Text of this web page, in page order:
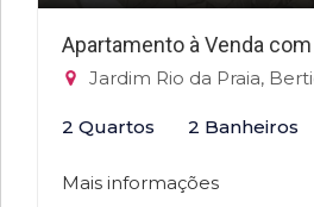
Apartamento à Venda
Jardim Rio da Praia,
2 Quartos 2 Banheiros
Mais informações